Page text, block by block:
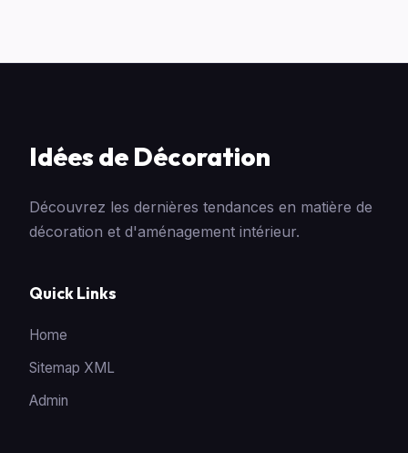
Idées de Décoration
Découvrez les dernières tendances en matière de
décoration et d'aménagement intérieur.
Quick Links
Home
Sitemap XML
Admin